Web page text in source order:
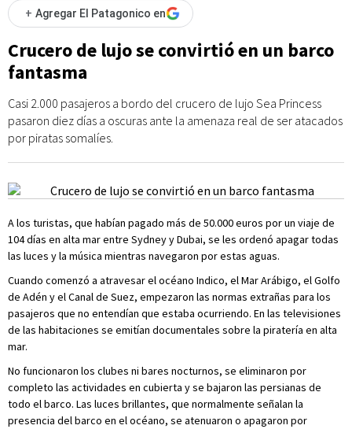
+ Agregar El Patagonico en
Crucero de lujo se convirtió en un barco
fantasma
Casi 2.000 pasajeros a bordo del crucero de lujo Sea Princess
pasaron diez días a oscuras ante la amenaza real de ser atacados
por piratas somalíes.
A los turistas, que habían pagado más de 50.000 euros por un viaje de
104 días en alta mar entre Sydney y Dubai, se les ordenó apagar todas
las luces y la música mientras navegaron por estas aguas.
Cuando comenzó a atravesar el océano Indico, el Mar Arábigo, el Golfo
de Adén y el Canal de Suez, empezaron las normas extrañas para los
pasajeros que no entendían que estaba ocurriendo. En las televisiones
de las habitaciones se emitían documentales sobre la piratería en alta
mar.
No funcionaron los clubes ni bares nocturnos, se eliminaron por
completo las actividades en cubierta y se bajaron las persianas de
todo el barco. Las luces brillantes, que normalmente señalan la
presencia del barco en el océano, se atenuaron o apagaron por